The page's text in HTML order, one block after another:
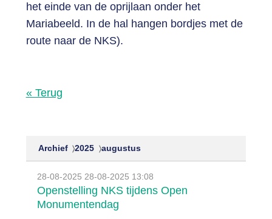
het einde van de oprijlaan onder het
Mariabeeld. In de hal hangen bordjes met de
route naar de NKS).
« Terug
Archief 2025 augustus
28-08-2025 28-08-2025 13:08
Openstelling NKS tijdens Open
Monumentendag